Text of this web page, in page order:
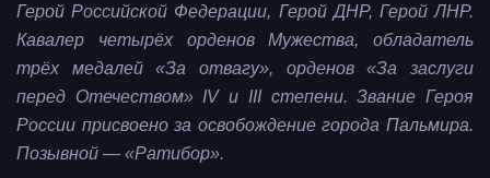
Герой Российской Федерации, Герой ДНР, Герой ЛНР.
Кавалер четырёх орденов Мужества, обладатель
трёх медалей «За отвагу», орденов «За заслуги
перед Отечеством» IV и III степени. Звание Героя
России присвоено за освобождение города Пальмира.
Позывной — «Ратибор».